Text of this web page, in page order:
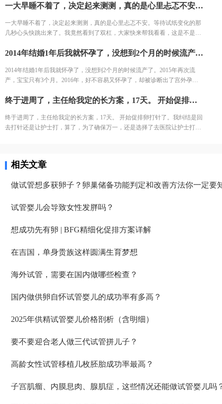
囊。没想到配成了5个囊胚！太高兴了，今天我要吃点好吃的庆祝下。
一大早睡不着了，决定起来测测，真的是心里忐忑不安。等待试纸变化的那几秒心头快跳出来了。我竟然看到了双杠，大家快来帮我看看，这是不是显示我怀孕了。
一大早睡不着了，决定起来测测，真的是心里忐忑不安。等待试纸变化的那
几秒心头快跳出来了。我竟然看到了双杠，大家快来帮我看看，这是不是显
2014年结婚1年后我就怀孕了，没想到2个月的时候流产了。2015年再次流产，宝宝只有3个月。2016年，好不容易又怀孕了，却被诊断出了宫外孕。接下来的2年，一直没有怀孕的音信。 不知道为什么命运要一直这样折磨我，万般无奈下，我踏上了试管的旅途。 我拉着老公来到了郑大三附院的生殖中心。 初步问诊，医生给了我一叠厚厚的检查单。我按照检查单并对照着手上的纸张，一个窗口一个窗口的去检查了。这样检查的日子，一直持续了一个月，所有检查结果才凑齐。
2014年结婚1年后我就怀孕了，没想到2个月的时候流产了。2015年再次流
产，宝宝只有3个月。2016年，好不容易又怀孕了，却被诊断出了宫外孕。
我，万般无奈下，我踏上了试管的旅途。 我拉着老公来到了郑大三附院的生
手上的纸张，一个窗口一个窗口的去检查了。这样检查的日子，一直持续了
一个月，所有检查结果才凑齐。
终于进周了，主任给我定的长方案，17天。 开始促排卵打针了。我纠结是回去打针还是让护士打，算了，为了确保万一，还是选择了去医院让护士打。今天去打针的人还是挺多的，再有耐心的护士也无法保持笑脸。给我打针的护士进到注射室的时候，满脸疲惫，但是还是耐心的给我打针了。
终于进周了，主任给我定的长方案，17天。 开始促排卵打针了。我纠结是回
去打针还是让护士打，算了，为了确保万一，还是选择了去医院让护士打。
相关文章
做试管想多获卵子？卵巢储备功能判定和改善方法你一定要
试管婴儿会导致女性发胖吗？
想成功先有卵 | BFG精细化促排方案详解
在吉国，单身贵族这样圆满生育梦想
海外试管，需要在国内做哪些检查？
国内做供卵自怀试管婴儿的成功率有多高？
2025年供精试管婴儿价格剖析（含明细）
要不要迎合老人做三代试管拼儿子？
高龄女性试管移植几枚胚胎成功率最高？
子宫肌瘤、内膜息肉、腺肌症，这些情况还能做试管婴儿吗